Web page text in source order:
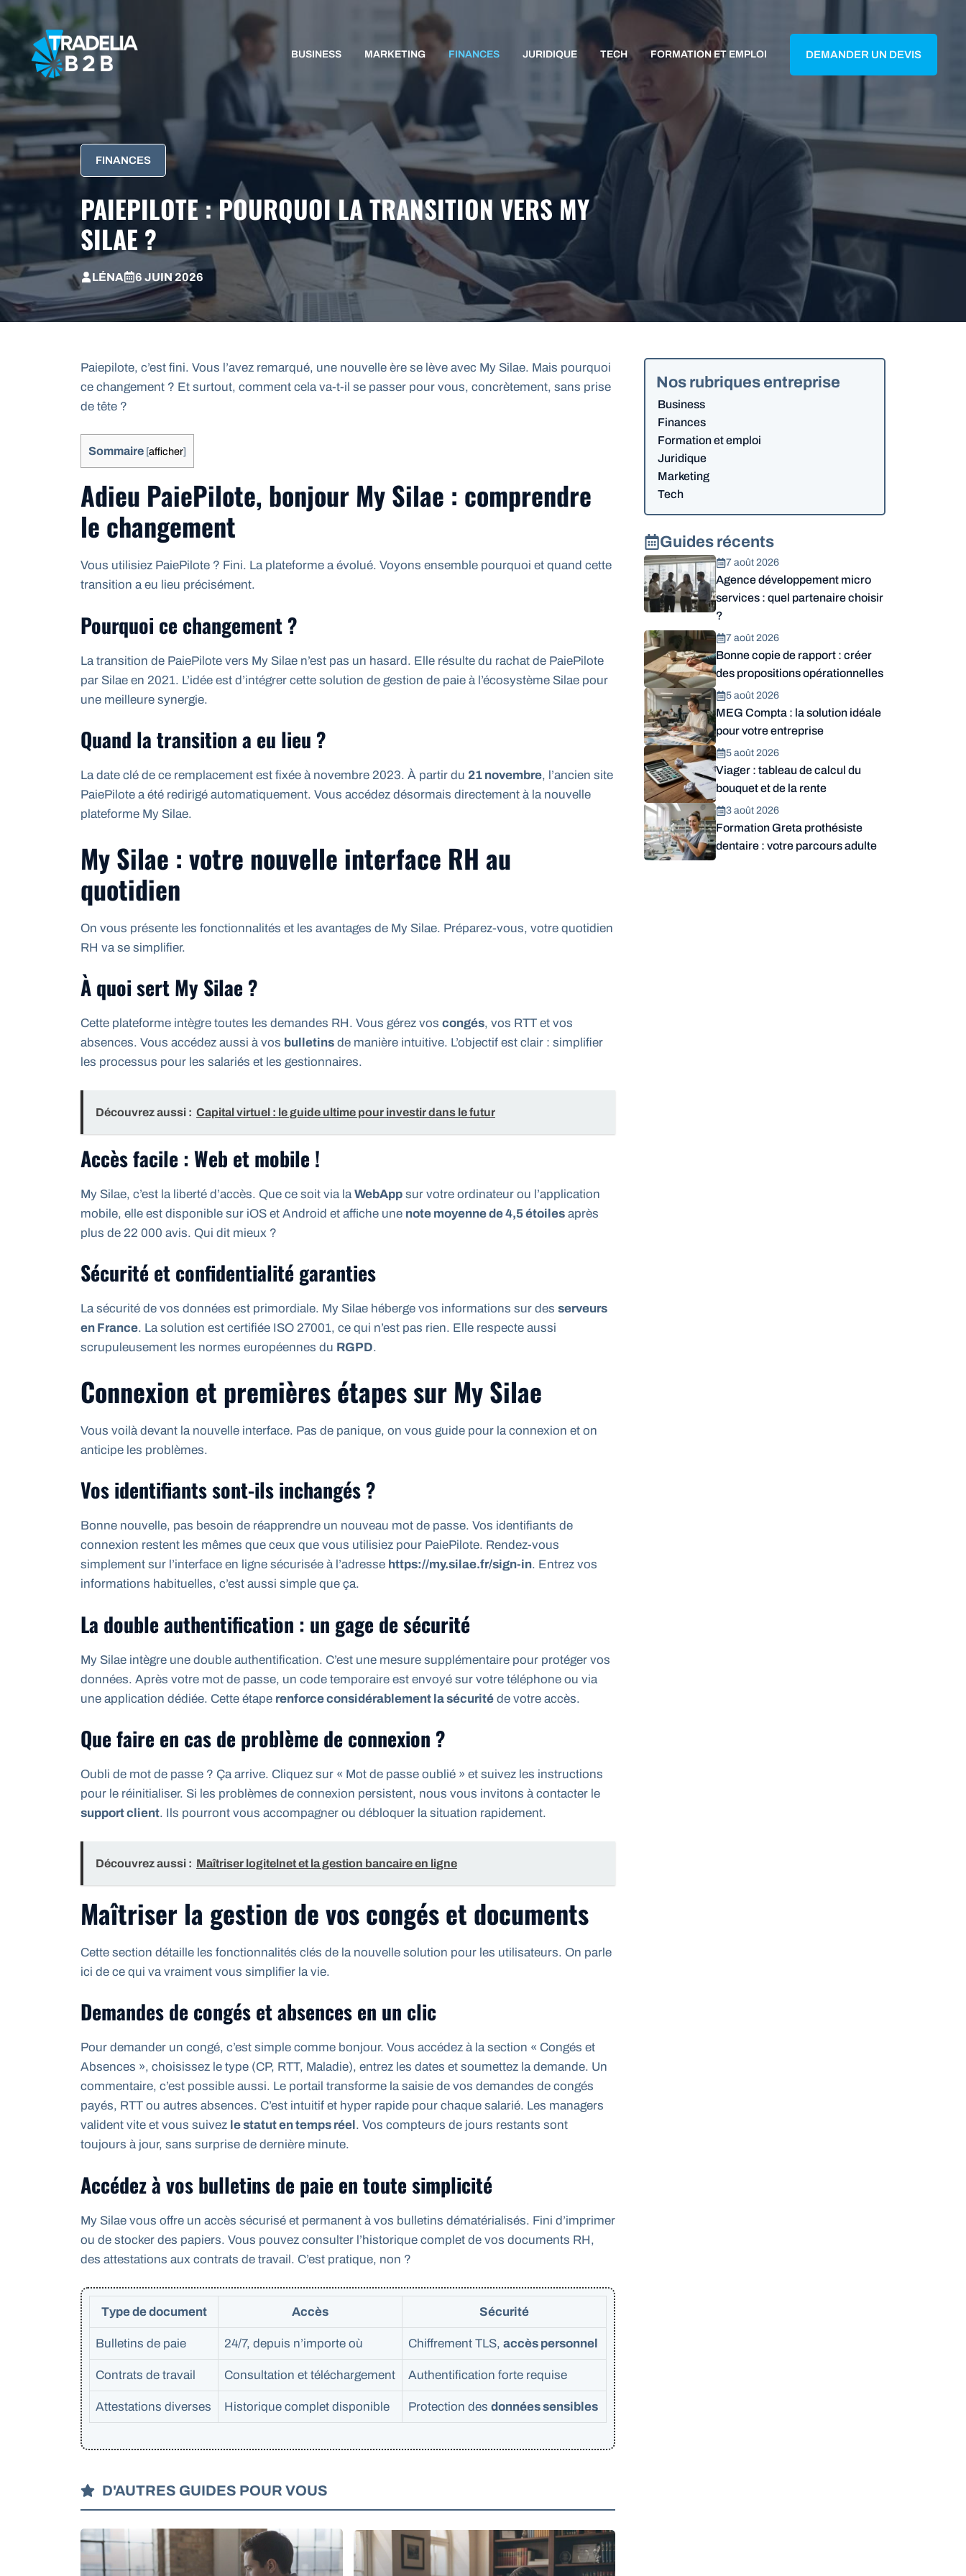
Aller
au
contenu
BUSINESS MARKETING FINANCES JURIDIQUE TECH FORMATION ET EMPLOI DEMANDER UN DEVIS
FINANCES
PAIEPILOTE : POURQUOI LA TRANSITION VERS MY
SILAE ?
LÉNA 6 JUIN 2026
Paiepilote, c’est fini. Vous l’avez remarqué, une nouvelle ère se lève avec My Silae. Mais pourquoi
ce changement ? Et surtout, comment cela va-t-il se passer pour vous, concrètement, sans prise
de tête ?
Sommaire [afficher]
Adieu PaiePilote, bonjour My Silae : comprendre
le changement
Vous utilisiez PaiePilote ? Fini. La plateforme a évolué. Voyons ensemble pourquoi et quand cette
transition a eu lieu précisément.
Pourquoi ce changement ?
La transition de PaiePilote vers My Silae n’est pas un hasard. Elle résulte du rachat de PaiePilote
par Silae en 2021. L’idée est d’intégrer cette solution de gestion de paie à l’écosystème Silae pour
une meilleure synergie.
Quand la transition a eu lieu ?
La date clé de ce remplacement est fixée à novembre 2023. À partir du 21 novembre, l’ancien site
PaiePilote a été redirigé automatiquement. Vous accédez désormais directement à la nouvelle
plateforme My Silae.
My Silae : votre nouvelle interface RH au
quotidien
On vous présente les fonctionnalités et les avantages de My Silae. Préparez-vous, votre quotidien
RH va se simplifier.
À quoi sert My Silae ?
Cette plateforme intègre toutes les demandes RH. Vous gérez vos congés, vos RTT et vos
absences. Vous accédez aussi à vos bulletins de manière intuitive. L’objectif est clair : simplifier
les processus pour les salariés et les gestionnaires.
Découvrez aussi : Capital virtuel : le guide ultime pour investir dans le futur
Accès facile : Web et mobile !
My Silae, c’est la liberté d’accès. Que ce soit via la WebApp sur votre ordinateur ou l’application
mobile, elle est disponible sur iOS et Android et affiche une note moyenne de 4,5 étoiles après
plus de 22 000 avis. Qui dit mieux ?
Sécurité et confidentialité garanties
La sécurité de vos données est primordiale. My Silae héberge vos informations sur des serveurs
en France. La solution est certifiée ISO 27001, ce qui n’est pas rien. Elle respecte aussi
scrupuleusement les normes européennes du RGPD.
Connexion et premières étapes sur My Silae
Vous voilà devant la nouvelle interface. Pas de panique, on vous guide pour la connexion et on
anticipe les problèmes.
Vos identifiants sont-ils inchangés ?
Bonne nouvelle, pas besoin de réapprendre un nouveau mot de passe. Vos identifiants de
connexion restent les mêmes que ceux que vous utilisiez pour PaiePilote. Rendez-vous
simplement sur l’interface en ligne sécurisée à l’adresse https://my.silae.fr/sign-in. Entrez vos
informations habituelles, c’est aussi simple que ça.
La double authentification : un gage de sécurité
My Silae intègre une double authentification. C’est une mesure supplémentaire pour protéger vos
données. Après votre mot de passe, un code temporaire est envoyé sur votre téléphone ou via
une application dédiée. Cette étape renforce considérablement la sécurité de votre accès.
Que faire en cas de problème de connexion ?
Oubli de mot de passe ? Ça arrive. Cliquez sur « Mot de passe oublié » et suivez les instructions
pour le réinitialiser. Si les problèmes de connexion persistent, nous vous invitons à contacter le
support client. Ils pourront vous accompagner ou débloquer la situation rapidement.
Découvrez aussi : Maîtriser logitelnet et la gestion bancaire en ligne
Maîtriser la gestion de vos congés et documents
Cette section détaille les fonctionnalités clés de la nouvelle solution pour les utilisateurs. On parle
ici de ce qui va vraiment vous simplifier la vie.
Demandes de congés et absences en un clic
Pour demander un congé, c’est simple comme bonjour. Vous accédez à la section « Congés et
Absences », choisissez le type (CP, RTT, Maladie), entrez les dates et soumettez la demande. Un
commentaire, c’est possible aussi. Le portail transforme la saisie de vos demandes de congés
payés, RTT ou autres absences. C’est intuitif et hyper rapide pour chaque salarié. Les managers
valident vite et vous suivez le statut en temps réel. Vos compteurs de jours restants sont
toujours à jour, sans surprise de dernière minute.
Accédez à vos bulletins de paie en toute simplicité
My Silae vous offre un accès sécurisé et permanent à vos bulletins dématérialisés. Fini d’imprimer
ou de stocker des papiers. Vous pouvez consulter l’historique complet de vos documents RH,
des attestations aux contrats de travail. C’est pratique, non ?
Type de document Accès Sécurité
Bulletins de paie 24/7, depuis n’importe où Chiffrement TLS, accès personnel
Contrats de travail Consultation et téléchargement Authentification forte requise
Attestations diverses Historique complet disponible Protection des données sensibles
D'AUTRES GUIDES POUR VOUS
Nos rubriques entreprise
Business
Finances
Formation et emploi
Juridique
Marketing
Tech
Guides récents
7 août 2026
Agence développement micro
services : quel partenaire choisir
?
7 août 2026
Bonne copie de rapport : créer
des propositions opérationnelles
5 août 2026
MEG Compta : la solution idéale
pour votre entreprise
5 août 2026
Viager : tableau de calcul du
bouquet et de la rente
3 août 2026
Formation Greta prothésiste
dentaire : votre parcours adulte